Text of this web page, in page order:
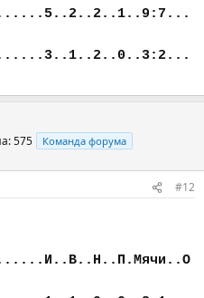
575 Команда форума
#12